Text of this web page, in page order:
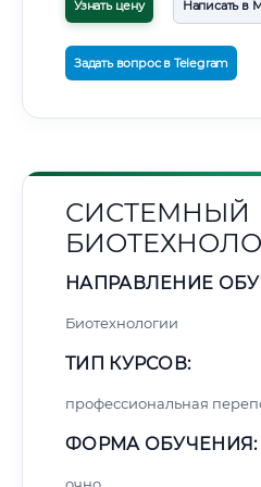
Узнать цену Написать в
Задать вопрос в Telegram
СИСТЕМНЫЙ
НАПРАВЛЕНИЕ
Биотехнологии
ТИП КУРСОВ:
профессиональная
ФОРМА ОБУЧЕНИЯ: